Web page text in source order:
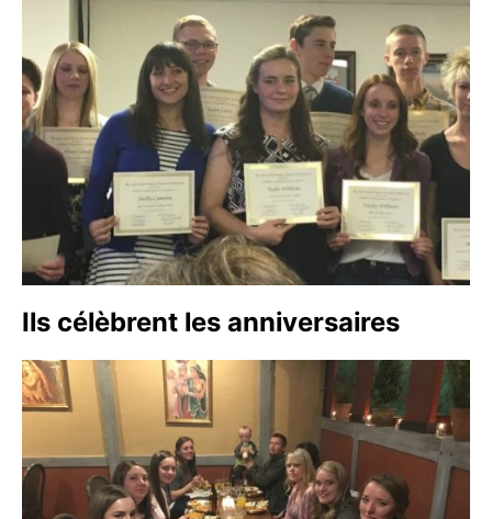
Ils célèbrent les anniversaires